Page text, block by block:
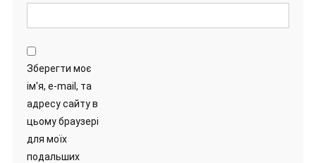
Зберегти моє
ім'я, e-mail, та
адресу сайту в
цьому браузері
для моїх
подальших